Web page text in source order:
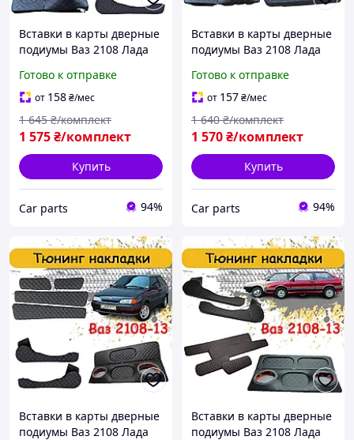
Вставки в карты дверные
подиумы Ваз 2108 Лада
полка обшивка салона
Цвет нить синяя
Готово к отправке
от 158₴/мес
1 575₴/комплект
1 645 ₴/комплект
Купить
Сar parts 94%
Вставки в карты дверные
подиумы Ваз 2108 Лада
полка обшивка салона
Цвет нить Красный
Готово к отправке
от 157₴/мес
1 570₴/комплект
1 640 ₴/комплект
Купить
Сar parts 94%
Вставки в карты дверные
подиумы Ваз 2108 Лада
Вставки в карты дверные
подиумы Ваз 2108 Лада